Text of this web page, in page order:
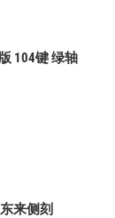
104键 绿轴
来侧刻